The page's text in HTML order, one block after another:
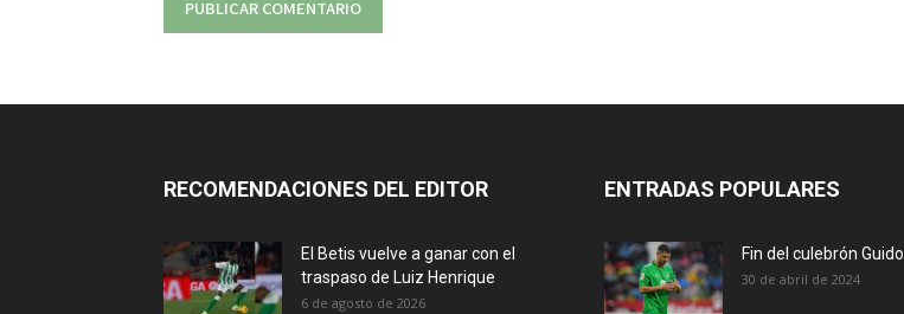
RECOMENDACIONES DEL EDITOR
El Betis vuelve a ganar con el
traspaso de Luiz Henrique
6 de agosto de 2026
ENTRADAS POPULARES
Fin del culebrón Guido
30 de abril de 2024